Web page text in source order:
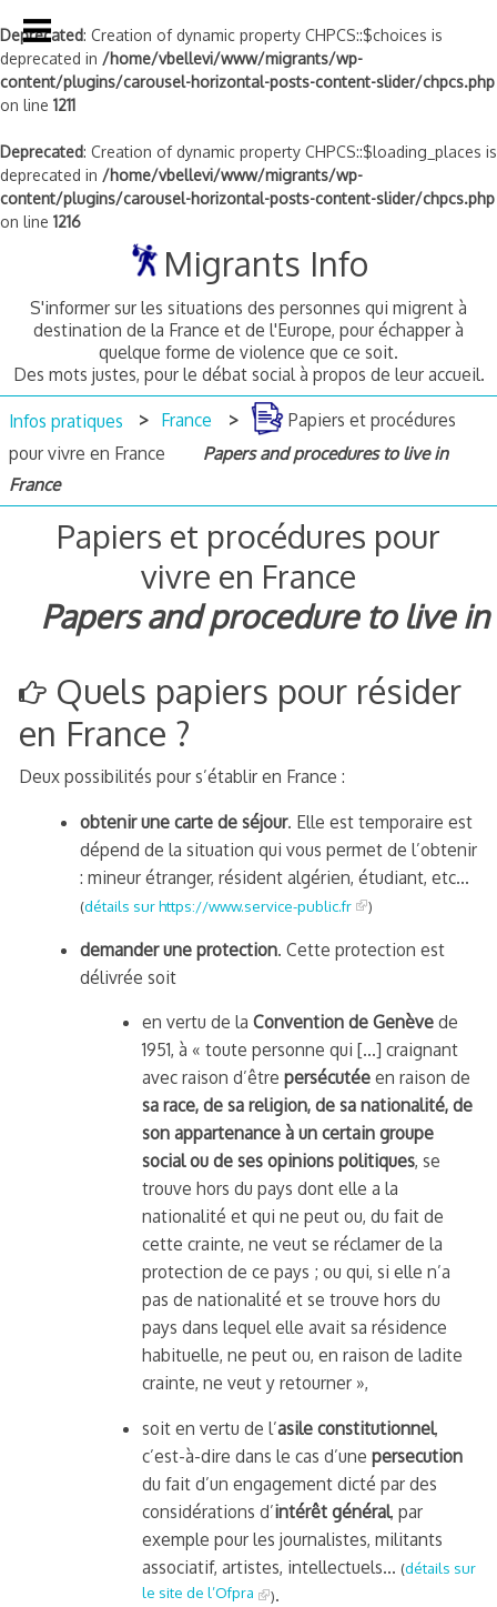
Deprecated: Creation of dynamic property CHPCS::$choices is
deprecated in /home/vbellevi/www/migrants/wp-
content/plugins/carousel-horizontal-posts-content-slider/chpcs.php
on line 1211
Deprecated: Creation of dynamic property CHPCS::$loading_places is
deprecated in /home/vbellevi/www/migrants/wp-
content/plugins/carousel-horizontal-posts-content-slider/chpcs.php
on line 1216
Migrants Info
S'informer sur les situations des personnes qui migrent à
destination de la France et de l'Europe, pour échapper à
quelque forme de violence que ce soit.
Des mots justes, pour le débat social à propos de leur accueil.
Infos pratiques France
Papiers et procédures
pour vivre en France
Papers and procedures to live in
France
Papiers et procédures pour
vivre en France
Papers and procedure to live in
Quels papiers pour résider
en France ?
Deux possibilités pour s’établir en France :
obtenir une carte de séjour. Elle est temporaire est
dépend de la situation qui vous permet de l’obtenir
: mineur étranger, résident algérien, étudiant, etc…
(détails sur https://www.service-public.fr )
demander une protection. Cette protection est
délivrée soit
en vertu de la Convention de Genèvede
1951, à « toute personne qui […] craignant
avec raison d’être persécutéeen raison de
sa race, de sa religion, de sa nationalité, de
son appartenance à un certain groupe
social ou de ses opinions politiques, se
trouve hors du pays dont elle a la
nationalité et qui ne peut ou, du fait de
cette crainte, ne veut se réclamer de la
protection de ce pays ; ou qui, si elle n’a
pas de nationalité et se trouve hors du
pays dans lequel elle avait sa résidence
habituelle, ne peut ou, en raison de ladite
crainte, ne veut y retourner »,
soit en vertu de l’asile constitutionnel,
c’est-à-dire dans le cas d’une persecution
du fait d’un engagement dicté par des
considérations d’intérêt général, par
exemple pour les journalistes, militants
associatif, artistes, intellectuels… (détails sur
le site de l’Ofpra ).